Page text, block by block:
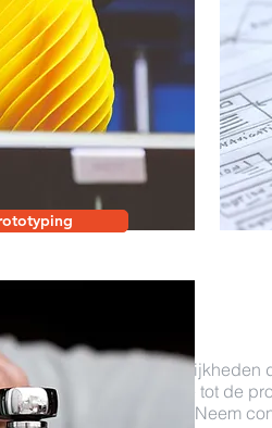
in veilige handen
zijn er veel meer
, van het idee tot de
eindproduct. Neem